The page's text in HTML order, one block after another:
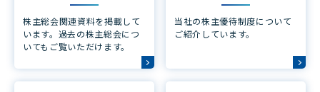
株主総会関連資料を掲載して
います。過去の株主総会につ
いてもご覧いただけます。
当社の株主優待制度について
ご紹介しています。